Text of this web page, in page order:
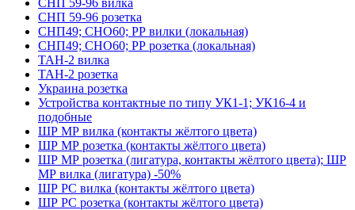
СНП 59-96 розетка
СНП49; СНО60; РР вилки (локальная)
СНП49; СНО60; РР розетка (локальная)
ТАН-2 вилка
ТАН-2 розетка
Украина розетка
Устройства контактные по типу УК1-1; УК16-4 и
подобные
ШР МР вилка (контакты жёлтого цвета)
ШР МР розетка (контакты жёлтого цвета)
ШР МР розетка (лигатура, контакты жёлтого цвета); ШР
МР вилка (лигатура) -50%
ШР РС вилка (контакты жёлтого цвета)
ШР РС розетка (контакты жёлтого цвета)